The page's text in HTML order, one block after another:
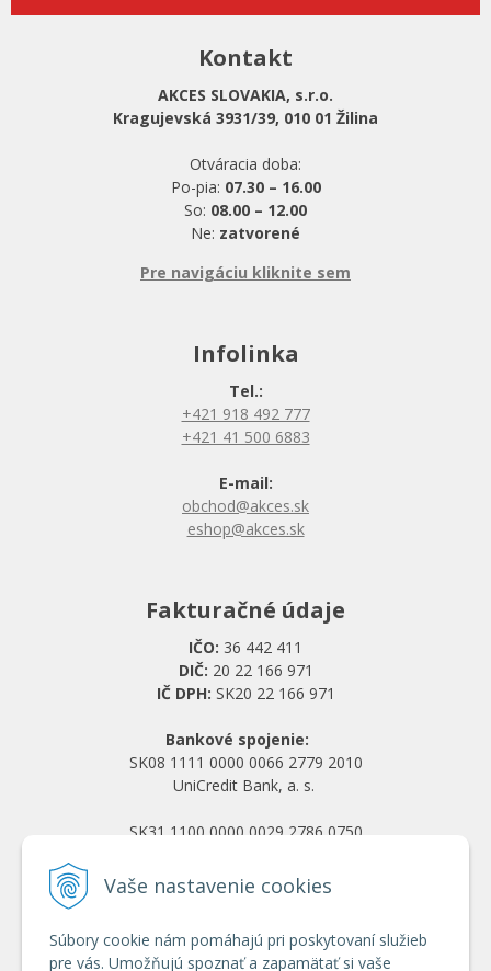
Vaše nastavenie cookies
Súbory cookie nám pomáhajú pri poskytovaní služieb
pre vás. Umožňujú spoznať a zapamätať si vaše
Kontakt
AKCES SLOVAKIA, s.r.o.
Kragujevská 3931/39, 010 01 Žilina
Otváracia doba:
Po-pia: 07.30 – 16.00
So: 08.00 – 12.00
Ne: zatvorené
Pre navigáciu kliknite sem
Infolinka
Tel.:
+421 918 492 777
+421 41 500 6883
E-mail:
obchod@akces.sk
eshop@akces.sk
Fakturačné údaje
IČO: 36 442 411
DIČ: 20 22 166 971
IČ DPH: SK20 22 166 971
Bankové spojenie:
SK08 1111 0000 0066 2779 2010
UniCredit Bank, a. s.
SK31 1100 0000 0029 2786 0750
Obchodné podmienky